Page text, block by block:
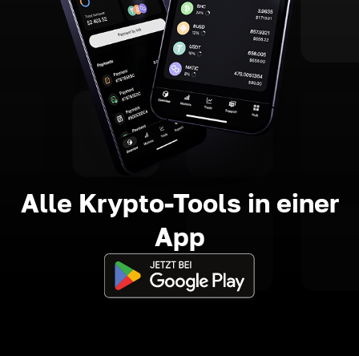
Alle Krypto-Tools in einer
App